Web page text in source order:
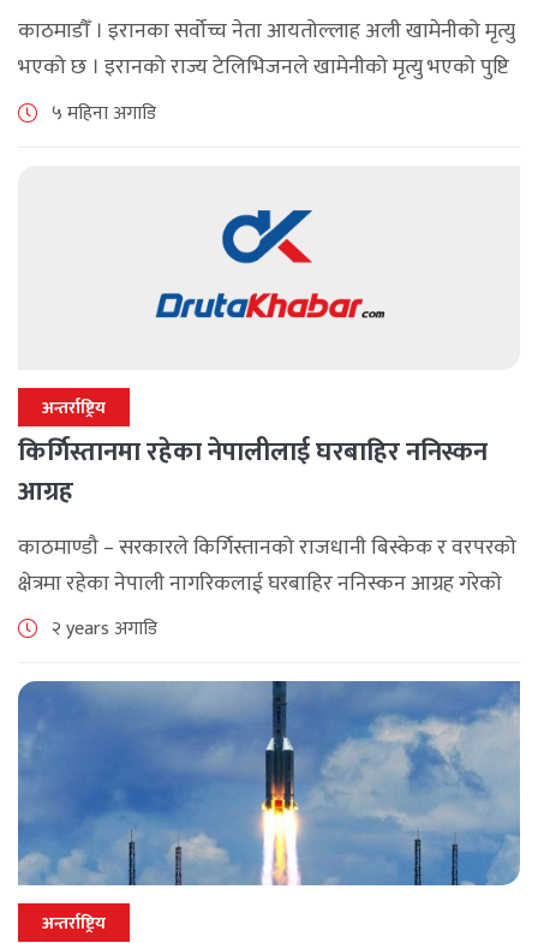
काठमाडौँ । इरानका सर्वोच्च नेता आयतोल्लाह अली खामेनीको मृत्यु
भएको छ । इरानको राज्य टेलिभिजनले खामेनीको मृत्यु भएको पुष्टि
गरेको हो । इरानको राज्य टेलिभिजनका एक प्रस्तोताले सर्वोच्च नेता
५ महिना अगाडि
अन्तर्राष्ट्रिय
किर्गिस्तानमा रहेका नेपालीलाई घरबाहिर ननिस्कन
आग्रह
काठमाण्डौ – सरकारले किर्गिस्तानको राजधानी बिस्केक र वरपरको
क्षेत्रमा रहेका नेपाली नागरिकलाई घरबाहिर ननिस्कन आग्रह गरेको
छ । अस्ति शुक्रवार भएको हिंसात्मक आक्रमणपछि पाकिस्तानमा
२ years अगाडि
अन्तर्राष्ट्रिय